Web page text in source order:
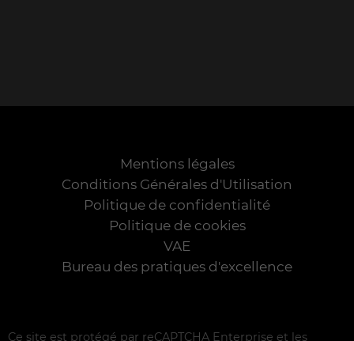
Mentions légales
Conditions Générales d'Utilisation
Politique de confidentialité
Politique de cookies
VAE
Bureau des pratiques d'excellence
Ce site est protégé par reCAPTCHA Enterprise et les